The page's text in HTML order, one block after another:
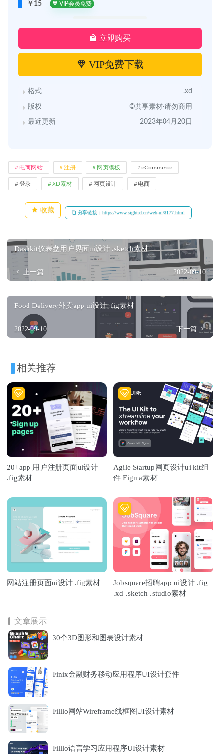
￥15 VIP会员免费
立即购买
VIP免费下载
格式 .xd
版权 ©共享素材·请勿商用
最近更新 2023年04月20日
电商网站 注册 网页模板 eCommerce
登录 XD素材 网页设计 电商
收藏 分享链接：https://www.sighted.cn/web-ui/8177.html
Dashkit仪表盘用户界面ui设计 .sketch素材
上一篇 2022-09-10
Food Delivery外卖app ui设计 .fig素材
2022-09-10 下一篇
相关推荐
20+app 用户注册页面ui设计
.fig素材
Agile Startup网页设计ui kit组
件 Figma素材
网站注册页面ui设计 .fig素材
Jobsquare招聘app ui设计 .fig
.xd .sketch .studio素材
文章展示
30个3D图形和图表设计素材
Finix金融财务移动应用程序UI设计套件
Filllo网站Wireframe线框图UI设计素材
Filllo语言学习应用程序UI设计素材